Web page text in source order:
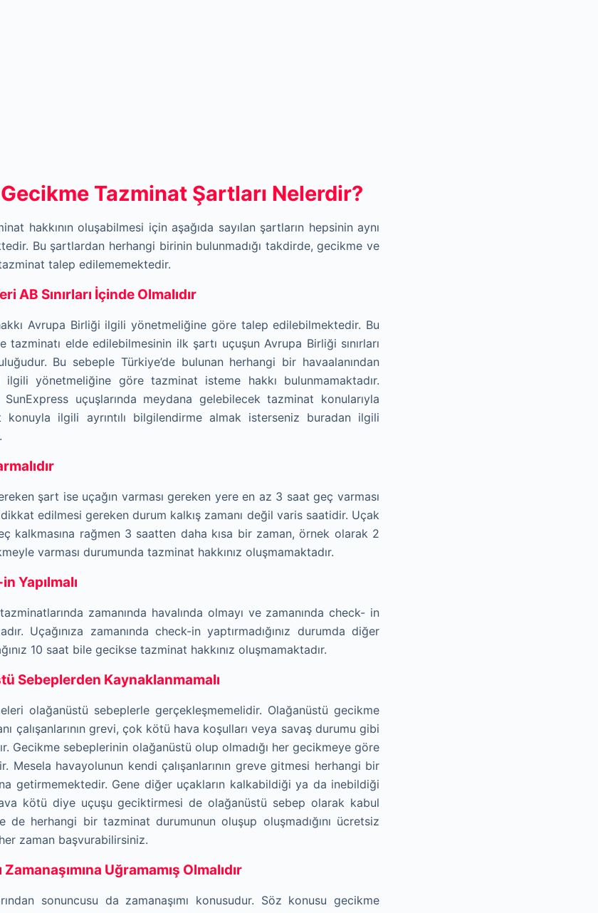
Tazminat Şartları Nelerdir?
hakkının oluşabilmesi için aşağıda sayılan şartların hepsinin aynı
Bu şartlardan herhangi birinin bulunmadığı takdirde, gecikme ve
talep edilememektedir.
AB Sınırları İçinde Olmalıdır
Avrupa Birliği ilgili yönetmeliğine göre talep edilebilmektedir. Bu
elde edilebilmesinin ilk şartı uçuşun Avrupa Birliği sınırları
Bu sebeple Türkiye’de bulunan herhangi bir havaalanından
ilgili yönetmeliğine göre tazminat isteme hakkı bulunmamaktadır.
SunExpress uçuşlarında meydana gelebilecek tazminat konularıyla
ilgili ayrıntılı bilgilendirme almak isterseniz buradan ilgili
şart ise uçağın varması gereken yere en az 3 saat geç varması
edilmesi gereken durum kalkış zamanı değil varis saatidir. Uçak
kalkmasına rağmen 3 saatten daha kısa bir zaman, örnek olarak 2
varması durumunda tazminat hakkınız oluşmamaktadır.
Yapılmalı
zamanında havalında olmayı ve zamanında check- in
Uçağınıza zamanında check-in yaptırmadığınız durumda diğer
10 saat bile gecikse tazminat hakkınız oluşmamaktadır.
Sebeplerden Kaynaklanmamalı
olağanüstü sebeplerle gerçekleşmemelidir. Olağanüstü gecikme
çalışanlarının grevi, çok kötü hava koşulları veya savaş durumu gibi
Gecikme sebeplerinin olağanüstü olup olmadığı her gecikmeye göre
Mesela havayolunun kendi çalışanlarının greve gitmesi herhangi bir
getirmemektedir. Gene diğer uçakların kalkabildiği ya da inebildiği
kötü diye uçuşu geciktirmesi de olağanüstü sebep olarak kabul
de herhangi bir tazminat durumunun oluşup oluşmadığını ücretsiz
zaman başvurabilirsiniz.
Uğramamış Olmalıdır
sonuncusu da zamanaşımı konusudur. Söz konusu gecikme